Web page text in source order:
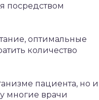
посредством
оптимальные
количество
пациента, но и
многие врачи